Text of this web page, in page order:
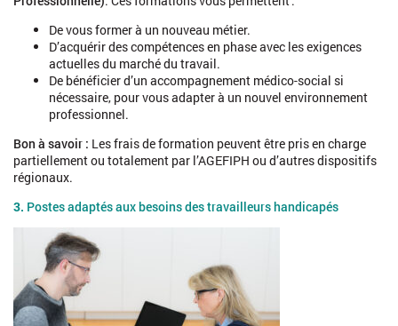
De vous former à un nouveau métier.
D’acquérir des compétences en phase avec les exigences
actuelles du marché du travail.
De bénéficier d’un accompagnement médico-social si
nécessaire, pour vous adapter à un nouvel environnement
professionnel.
Bon à savoir : Les frais de formation peuvent être pris en charge
partiellement ou totalement par l’AGEFIPH ou d’autres dispositifs
régionaux.
3. Postes adaptés aux besoins des travailleurs handicapés